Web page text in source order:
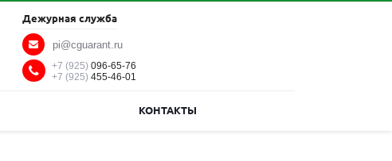
Дежурная служба
pi@cguarant.ru
+7 (925)096-65-76
+7 (925)455-46-01
КОНТАКТЫ